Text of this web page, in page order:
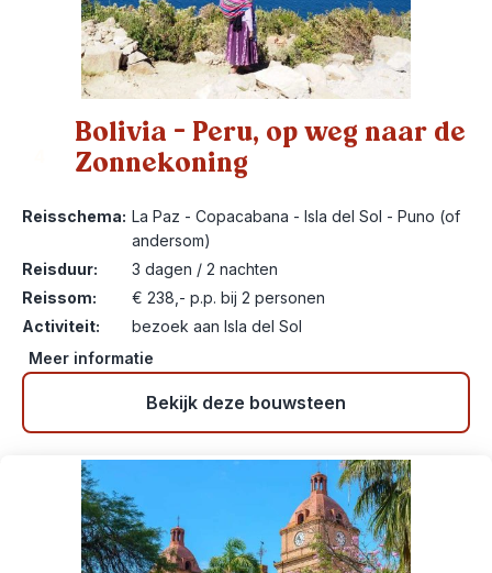
Bolivia – Peru, op weg naar de
Zonnekoning
Reisschema: La Paz - Copacabana - Isla del Sol - Puno (of
andersom)
Reisduur:
3 dagen / 2 nachten
Reissom:
€ 238,- p.p. bij 2 personen
Activiteit:
bezoek aan Isla del Sol
Meer informatie
Bekijk deze bouwsteen